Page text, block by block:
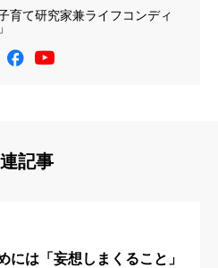
育て研究家兼ライフコンディ
記事
には「妄想しまくること」